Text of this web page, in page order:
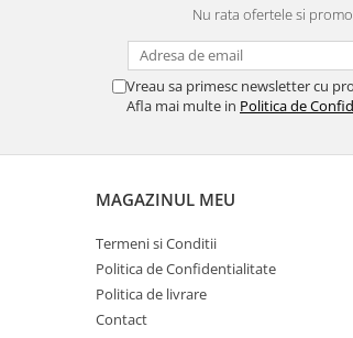
Nu rata ofertele si
Vreau sa primesc newsletter cu
Afla mai multe in Politica de
MAGAZINUL MEU
Termeni si Conditii
Politica de Confidentialitate
Politica de livrare
Contact